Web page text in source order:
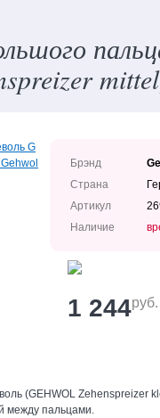
Брэнд
Страна
Артикул
Наличие
1 244руб.
(GEHWOL Zehenspreizer
между пальцами.